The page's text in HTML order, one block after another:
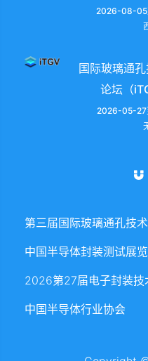
2026-08-
国际玻璃通
论坛（
2026-05-
第三届国际玻璃通孔技
中国半导体封装测试展
2026第27届电子封装技
中国半导体行业协会